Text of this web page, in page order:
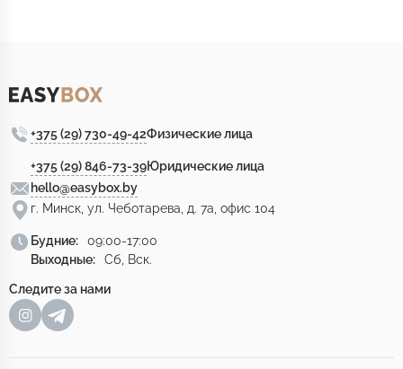
+375 (29) 730-49-42Физические лица
+375 (29) 846-73-39Юридические лица
hello@easybox.by
г. Минск, ул. Чеботарева, д. 7а, офис 104
Будние:
09:00-17:00
Выходные:
Сб, Вск.
Следите за нами